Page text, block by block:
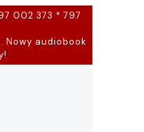
002 373 * 797
Nowy audiobook